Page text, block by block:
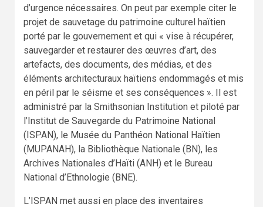
d’urgence nécessaires. On peut par exemple citer le
projet de sauvetage du patrimoine culturel haïtien
porté par le gouvernement et qui « vise à récupérer,
sauvegarder et restaurer des œuvres d’art, des
artefacts, des documents, des médias, et des
éléments architecturaux haïtiens endommagés et mis
en péril par le séisme et ses conséquences ». Il est
administré par la Smithsonian Institution et piloté par
l’Institut de Sauvegarde du Patrimoine National
(ISPAN), le Musée du Panthéon National Haïtien
(MUPANAH), la Bibliothèque Nationale (BN), les
Archives Nationales d’Haïti (ANH) et le Bureau
National d’Ethnologie (BNE).
L’ISPAN met aussi en place des inventaires